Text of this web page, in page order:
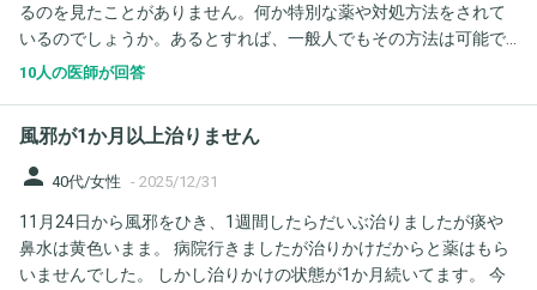
るのを見たことがありません。何か特別な薬や対処方法をされて
いるのでしょうか。あるとすれば、一般人でもその方法は可能で
しょうか？
10人の医師が回答
風邪が1か月以上治りません
person 40代/女性 - 2025/12/31
11月24日から風邪をひき、1週間したらだいぶ治りましたが痰や
鼻水は黄色いまま。 病院行きましたが治りかけだからと薬はもら
いませんでした。 しかし治りかけの状態が1か月続いてます。 今